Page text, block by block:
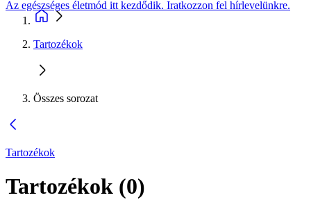
Az egészséges életmód itt kezdődik. Iratkozzon fel hírlevelünkre.
Tartozékok
Összes sorozat
Tartozékok
Tartozékok (0)